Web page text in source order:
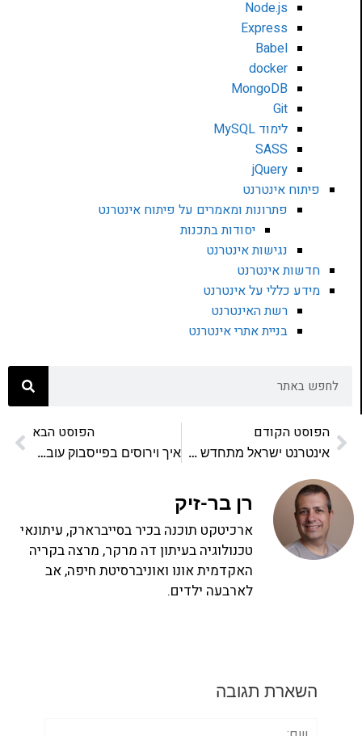
Node.js
Express
Babel
docker
MongoDB
Git
לימוד MySQL
SASS
jQuery
פיתוח אינטרנט
פתרונות ומאמרים על פיתוח אינטרנט
יסודות בתכנות
נגישות אינטרנט
חדשות אינטרנט
מידע כללי על אינטרנט
רשת האינטרנט
בניית אתרי אינטרנט
הפוסט הקודם
אינטרנט ישראל מתחדש בעיצוב חדש
הפוסט הבא
איך וירוסים בפייסבוק עובדים?
רן בר-זיק
ארכיטקט תוכנה בכיר בסייברארק, עיתונאי
טכנולוגיה בעיתון דה מרקר, מרצה בקריה
האקדמית אונו ואוניברסיטת חיפה, אב
לארבעה ילדים.
השארת תגובה